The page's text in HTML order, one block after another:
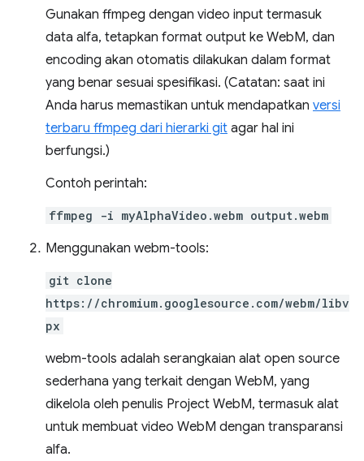
Gunakan ffmpeg dengan video input termasuk
data alfa, tetapkan format output ke WebM, dan
encoding akan otomatis dilakukan dalam format
yang benar sesuai spesifikasi. (Catatan: saat ini
Anda harus memastikan untuk mendapatkan versi
terbaru ffmpeg dari hierarki git agar hal ini
berfungsi.)
Contoh perintah:
ffmpeg -i myAlphaVideo.webm output.webm
Menggunakan webm-tools:
git clone
https://chromium.googlesource.com/webm/libv
px
webm-tools adalah serangkaian alat open source
sederhana yang terkait dengan WebM, yang
dikelola oleh penulis Project WebM, termasuk alat
untuk membuat video WebM dengan transparansi
alfa.